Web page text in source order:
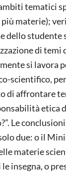
tematici
materie);
dello studente
di temi
si lavora
scientifico,
di affrontare
etica
Le
due: o il
materie
insegna, o